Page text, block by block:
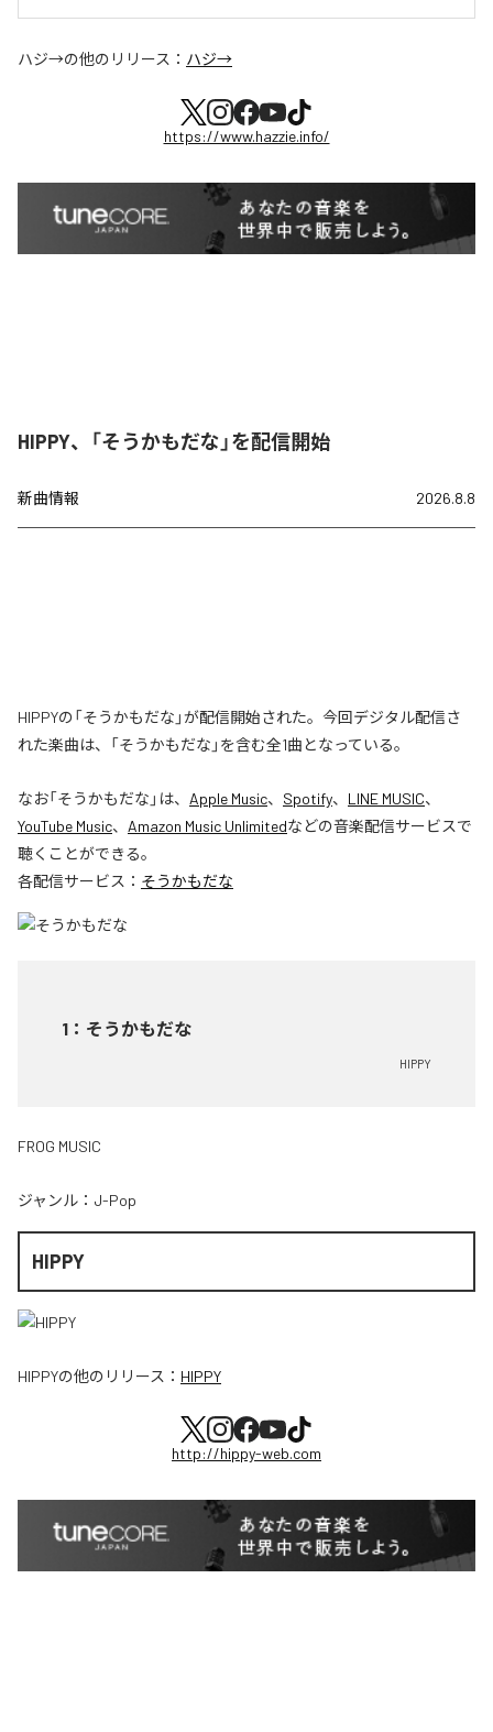
ハジ→の他のリリース： ハジ→
https://www.hazzie.info/
HIPPY、「そうかもだな」を配信開始
新曲情報 2026.8.8
HIPPYの「そうかもだな」が配信開始された。今回デジタル配信さ
れた楽曲は、「そうかもだな」を含む全1曲となっている。
なお「そうかもだな 」は、 Apple Music、 Spotify、 LINE MUSIC、
YouTube Music、 Amazon Music Unlimitedなどの音楽配信サービスで
聴くことができる。
各配信サービス： そうかもだな
1 ： そうかもだな
HIPPY
FROG MUSIC
ジャンル： J-Pop
HIPPY
HIPPYの他のリリース： HIPPY
http://hippy-web.com